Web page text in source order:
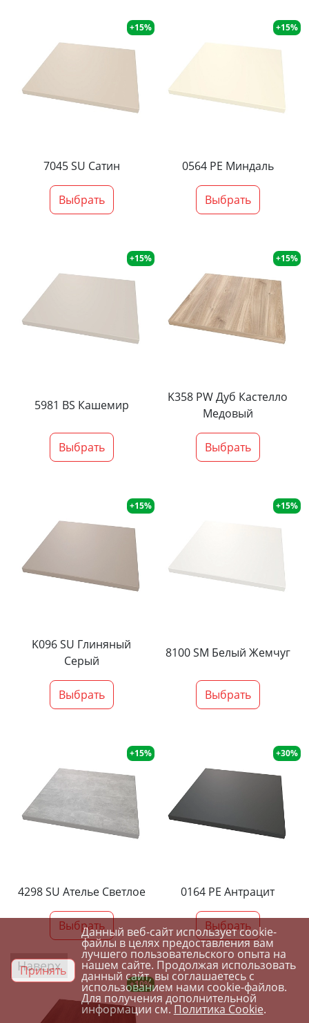
+15%
7045 SU Сатин
Выбрать
+15%
0564 PE Миндаль
Выбрать
+15%
5981 BS Кашемир
Выбрать
+15%
K358 PW Дуб Кастелло
Медовый
Выбрать
+15%
K096 SU Глиняный
Серый
Выбрать
+15%
8100 SM Белый Жемчуг
Выбрать
+15%
4298 SU Ателье Светлое
Выбрать
+30%
0164 PE Антрацит
Выбрать
+10%
Наверх
Принять
Данный веб-сайт использует cookie-
файлы в целях предоставления вам
лучшего пользовательского опыта на
нашем сайте. Продолжая использовать
данный сайт, вы соглашаетесь с
использованием нами cookie-файлов.
Для получения дополнительной
информации см.Политика Cookie.